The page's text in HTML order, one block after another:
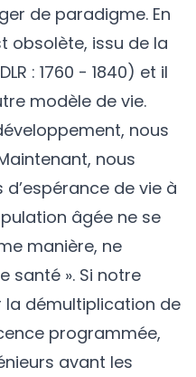
de paradigme. En
obsolète, issu de la
: 1760 - 1840) et il
modèle de vie.
nous
nous
de vie à
âgée ne se
manière, ne
santé ». Si notre
la démultiplication de
programmée,
avant les